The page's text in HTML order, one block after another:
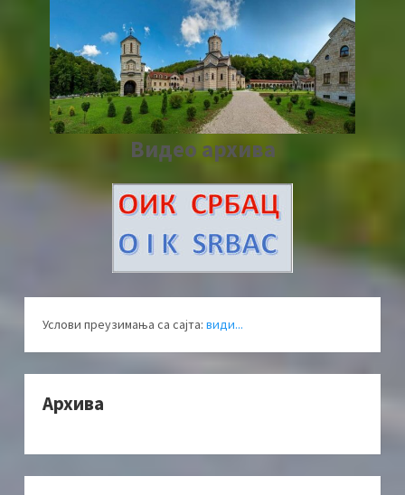
Видео архива
Услови преузимања са сајта: види...
Архива